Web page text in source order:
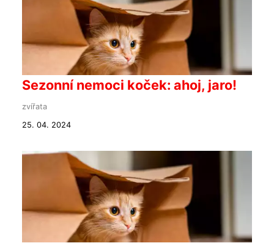
Sezonní nemoci koček: ahoj, jaro!
zvířata
25. 04. 2024